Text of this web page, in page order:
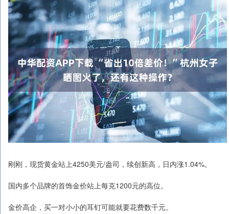
刚刚，现货黄金站上4250美元/盎司，续创新高，日内涨1.04%。
国内多个品牌的首饰金价站上每克1200元的高位。
金价高企，买一对小小的耳钉可能就要花费数千元。